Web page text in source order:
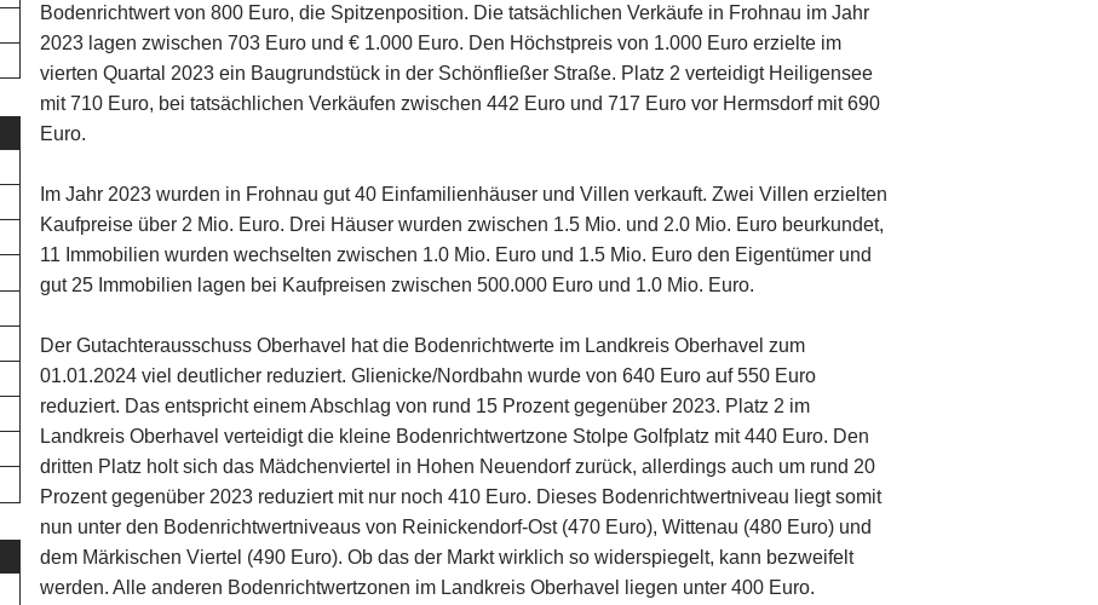
Bodenrichtwert von 800 Euro, die Spitzenposition. Die tatsächlichen Verkäufe in Frohnau im Jahr
2023 lagen zwischen 703 Euro und € 1.000 Euro. Den Höchstpreis von 1.000 Euro erzielte im
vierten Quartal 2023 ein Baugrundstück in der Schönfließer Straße. Platz 2 verteidigt Heiligensee
mit 710 Euro, bei tatsächlichen Verkäufen zwischen 442 Euro und 717 Euro vor Hermsdorf mit 690
Euro.
Im Jahr 2023 wurden in Frohnau gut 40 Einfamilienhäuser und Villen verkauft. Zwei Villen erzielten
Kaufpreise über 2 Mio. Euro. Drei Häuser wurden zwischen 1.5 Mio. und 2.0 Mio. Euro beurkundet,
11 Immobilien wurden wechselten zwischen 1.0 Mio. Euro und 1.5 Mio. Euro den Eigentümer und
gut 25 Immobilien lagen bei Kaufpreisen zwischen 500.000 Euro und 1.0 Mio. Euro.
Der Gutachterausschuss Oberhavel hat die Bodenrichtwerte im Landkreis Oberhavel zum
01.01.2024 viel deutlicher reduziert. Glienicke/Nordbahn wurde von 640 Euro auf 550 Euro
reduziert. Das entspricht einem Abschlag von rund 15 Prozent gegenüber 2023. Platz 2 im
Landkreis Oberhavel verteidigt die kleine Bodenrichtwertzone Stolpe Golfplatz mit 440 Euro. Den
dritten Platz holt sich das Mädchenviertel in Hohen Neuendorf zurück, allerdings auch um rund 20
Prozent gegenüber 2023 reduziert mit nur noch 410 Euro. Dieses Bodenrichtwertniveau liegt somit
nun unter den Bodenrichtwertniveaus von Reinickendorf-Ost (470 Euro), Wittenau (480 Euro) und
dem Märkischen Viertel (490 Euro). Ob das der Markt wirklich so widerspiegelt, kann bezweifelt
werden. Alle anderen Bodenrichtwertzonen im Landkreis Oberhavel liegen unter 400 Euro.